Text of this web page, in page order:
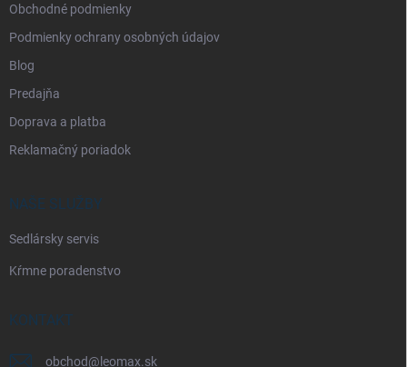
Obchodné podmienky
Podmienky ochrany osobných údajov
Blog
Predajňa
Doprava a platba
Reklamačný poriadok
NAŠE SLUŽBY
Sedlársky servis
Kŕmne poradenstvo
KONTAKT
obchod@ leomax.sk